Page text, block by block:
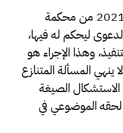
صدر فيما سبق حكم قضائي لصالح السيد قادربوه وهو الحكم رقم 1176 لسنة 2021 من محكمة
ليحكم له فيها،
وهذا الإجراء هو
المسألة المتنازع
الصيغة
لحقه الموضوعي في